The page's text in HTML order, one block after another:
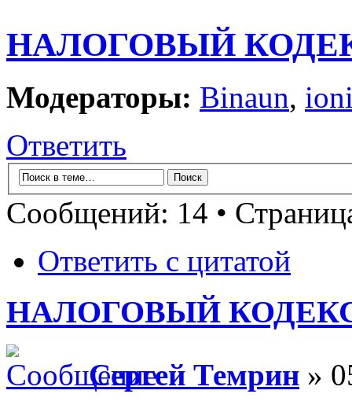
НАЛОГОВЫЙ
Модераторы: Binaun,
Ответить
Сообщений: 14 •
Ответить с цитатой
НАЛОГОВЫЙ КОДЕКС
Сергей Темрин »